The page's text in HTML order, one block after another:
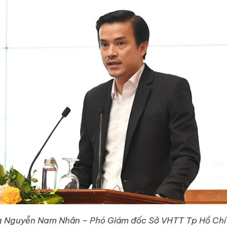
Nguyễn Nam Nhân – Phó Giám đốc Sở VHTT Tp Hồ